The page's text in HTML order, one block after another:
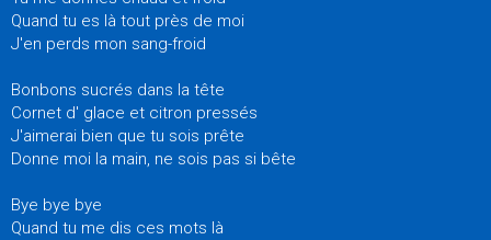
Quand tu es là tout près de moi
J'en perds mon sang-froid
Bonbons sucrés dans la tête
Cornet d' glace et citron pressés
J'aimerai bien que tu sois prête
Donne moi la main, ne sois pas si bête
Bye bye bye
Quand tu me dis ces mots là